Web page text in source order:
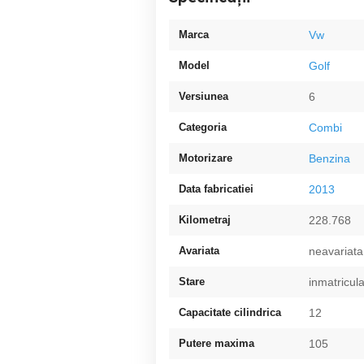
Marca Vw
Model Golf
Versiunea 6
Categoria Combi
Motorizare Benzina
Data fabricatiei 2013
Kilometraj 228.768
Avariata neavariata
Stare
Capacitate cilindrica 12
Putere maxima 105